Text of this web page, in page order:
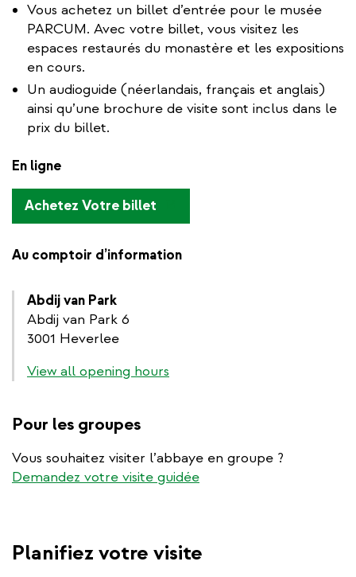
Vous achetez un billet d’entrée pour le musée
PARCUM. Avec votre billet, vous visitez les
espaces restaurés du monastère et les expositions
en cours.
Un audioguide (néerlandais, français et anglais)
ainsi qu’une brochure de visite sont inclus dans le
prix du billet.
En ligne
Achetez Votre billet
is
Au comptoir d’information
Abdij van Park
Abdij van Park 6
3001 Heverlee
View all opening hours
Pour les groupes
Vous souhaitez visiter l’abbaye en groupe ?
Demandez votre visite guidée
Planifiez votre visite